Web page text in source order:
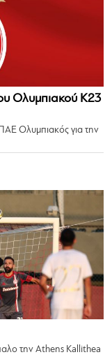
Ολυμπιακού Κ23
Ολυμπιακός για την
την Athens Kallithea